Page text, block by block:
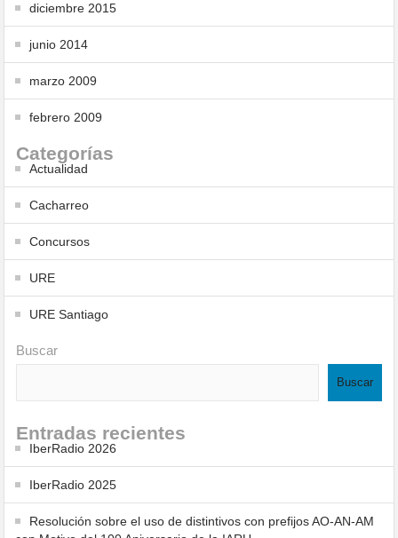
diciembre 2015
junio 2014
marzo 2009
febrero 2009
Categorías
Actualidad
Cacharreo
Concursos
URE
URE Santiago
Buscar
Buscar
Entradas recientes
IberRadio 2026
IberRadio 2025
Resolución sobre el uso de distintivos con prefijos AO-AN-AM